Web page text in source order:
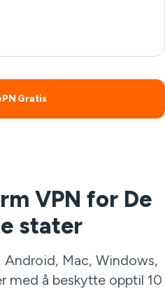
Gratis
VPN for De
stater
Android, Mac, Windows,
med å beskytte opptil 10